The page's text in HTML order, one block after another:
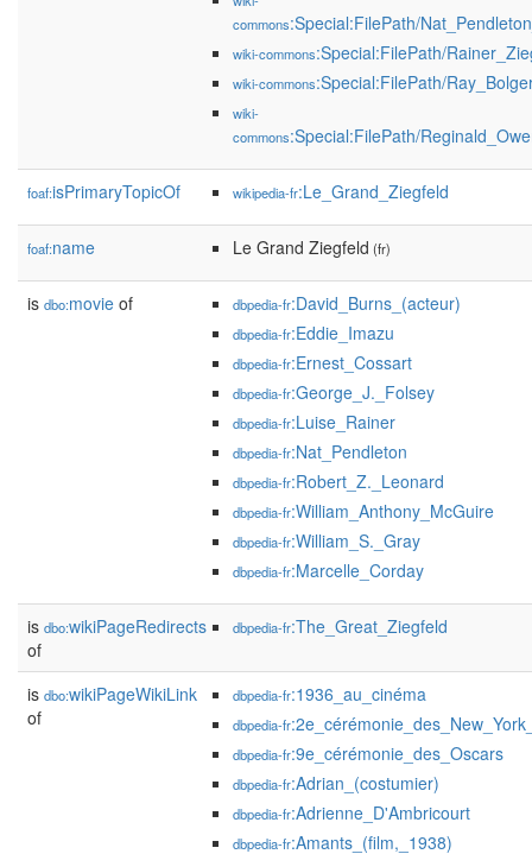
commons:Special:FilePath/
wiki-commons:Special:FilePath/
wiki-commons:Special:FilePath/
wiki-
commons:Special:FilePath/
foaf:isPrimaryTopicOf wikipedia-fr:Le_Grand_Ziegfeld
foaf:name Le Grand Ziegfeld (fr)
is dbo:movie of dbpedia-fr:David_Burns_(acteur)
dbpedia-fr:Eddie_Imazu
dbpedia-fr:Ernest_Cossart
dbpedia-fr:George_J._Folsey
dbpedia-fr:Luise_Rainer
dbpedia-fr:Nat_Pendleton
dbpedia-fr:Robert_Z._Leonard
dbpedia-fr:William_Anthony_McGuire
dbpedia-fr:William_S._Gray
dbpedia-fr:Marcelle_Corday
is dbo:wikiPageRedirects
of
dbpedia-fr:The_Great_Ziegfeld
is dbo:wikiPageWikiLink
of
dbpedia-fr:1936_au_cinéma
dbpedia-fr
dbpedia-fr:9e_cérémonie_des_Oscars
dbpedia-fr:Adrian_(costumier)
dbpedia-fr:Adrienne_D'Ambricourt
dbpedia-fr:Amants_(film,_1938)